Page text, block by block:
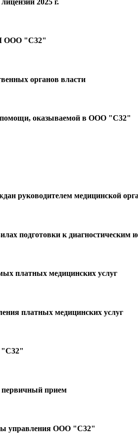
ООО "С32"
органов власти
оказываемой в ООО "С32"
руководителем медицинской
подготовки к диагностическим
платных медицинских услуг
платных медицинских услуг
"С32"
первичный прием
управления ООО "С32"